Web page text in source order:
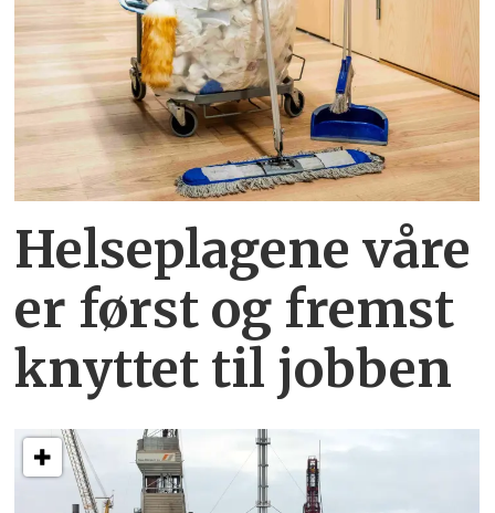
Helseplagene våre
er først og fremst
knyttet til jobben